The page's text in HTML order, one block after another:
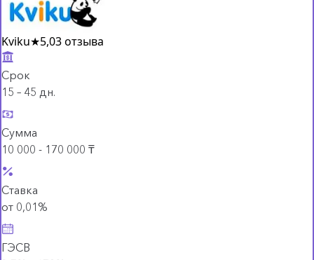
Kviku★5,03 отзыва
Срок
15 – 45 дн.
Сумма
10 000 - 170 000 ₸
Ставка
от 0,01%
ГЭСВ